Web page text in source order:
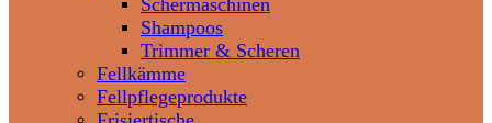
Schermaschinen
Shampoos
Trimmer & Scheren
Fellkämme
Fellpflegeprodukte